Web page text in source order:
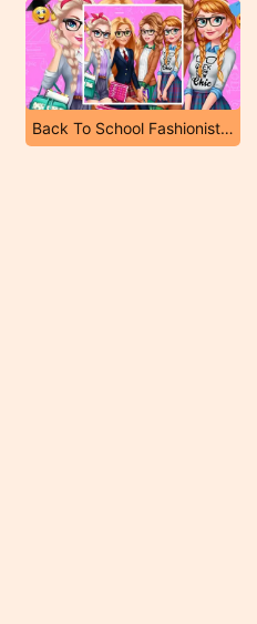
Back To School Fashionistas